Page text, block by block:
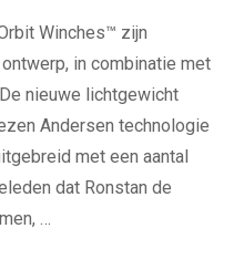
Winches™ zijn
in combinatie met
nieuwe lichtgewicht
Andersen technologie
met een aantal
dat Ronstan de
…